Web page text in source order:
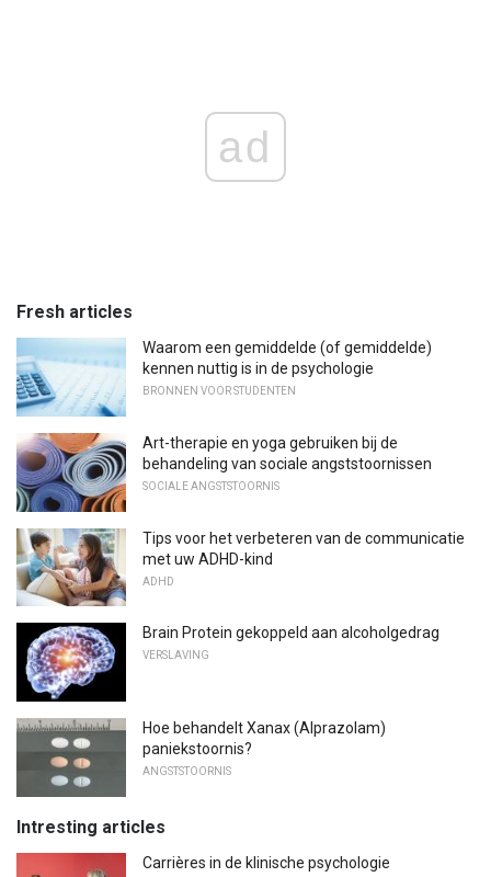
ad
Fresh articles
Waarom een ​​gemiddelde (of gemiddelde)
kennen nuttig is in de psychologie
BRONNEN VOOR STUDENTEN
Art-therapie en yoga gebruiken bij de
behandeling van sociale angststoornissen
SOCIALE ANGSTSTOORNIS
Tips voor het verbeteren van de communicatie
met uw ADHD-kind
ADHD
Brain Protein gekoppeld aan alcoholgedrag
VERSLAVING
Hoe behandelt Xanax (Alprazolam)
paniekstoornis?
ANGSTSTOORNIS
Intresting articles
Carrières in de klinische psychologie